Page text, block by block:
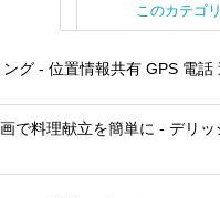
このカテゴリ
グ - 位置情報共有 GPS 電話
で料理献立を簡単‪に - デリッ